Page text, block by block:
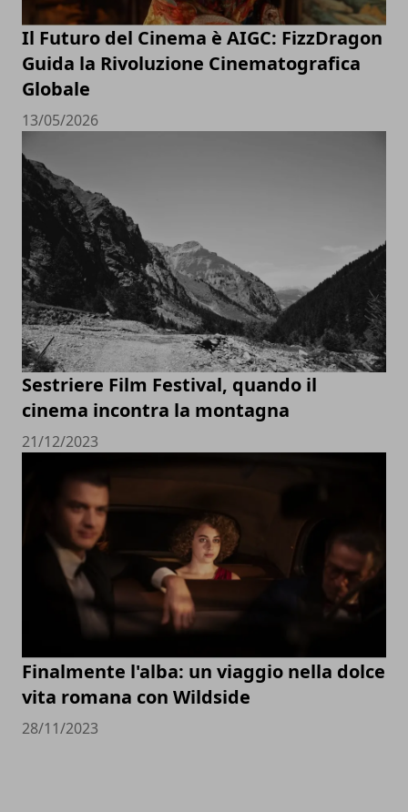
Il Futuro del Cinema è AIGC: FizzDragon
Guida la Rivoluzione Cinematografica
Globale
13/05/2026
Sestriere Film Festival, quando il
cinema incontra la montagna
21/12/2023
Finalmente l'alba: un viaggio nella dolce
vita romana con Wildside
28/11/2023